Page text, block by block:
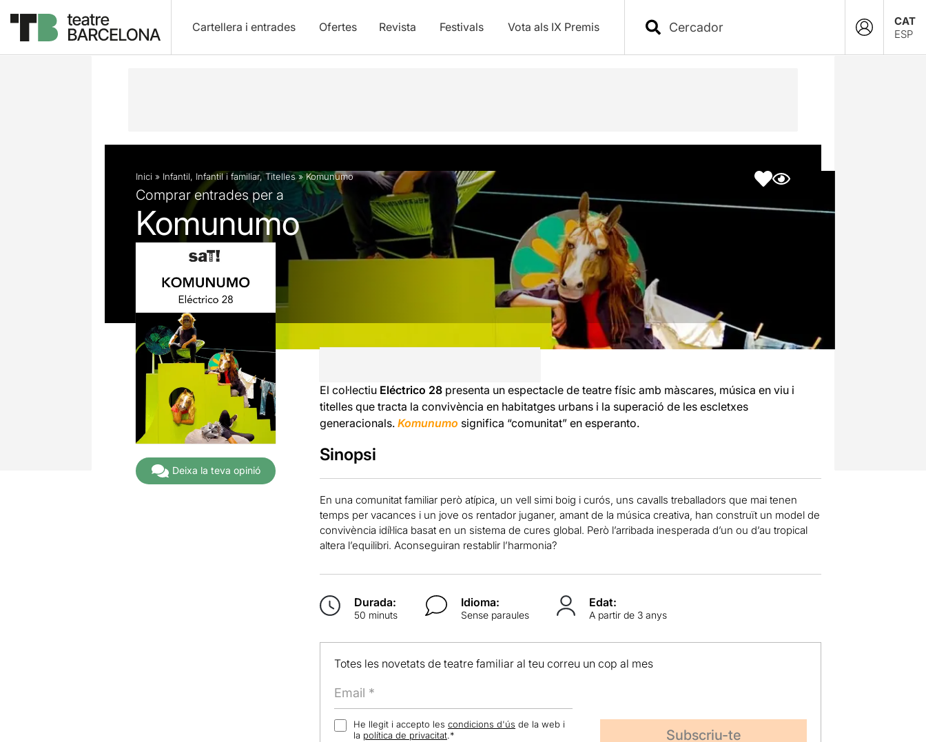
Cartellera i entrades Ofertes Revista Festivals Vota als IX Premis
CAT
ESP
Descripció Fitxa artística Fotos i vídeos
Inici » Infantil, Infantil i familiar,Titelles»Komunumo
Comprar entrades per a
Komunumo
Deixa la teva opinió
El col·lectiu Eléctrico 28presenta un espectacle de teatre físic amb màscares, música en viu i
titelles que tracta la convivència en habitatges urbans i la superació de les escletxes
generacionals. Komunumo significa “comunitat” en esperanto.
Sinopsi
En una comunitat familiar però atípica, un vell simi boig i curós, uns cavalls treballadors que mai tenen
temps per vacances i un jove os rentador juganer, amant de la música creativa, han construït un model de
convivència idíl·lica basat en un sistema de cures global. Però l’arribada inesperada d’un ou d’au tropical
altera l’equilibri. Aconseguiran restablir l’harmonia?
Durada:
50 minuts
Idioma:
Sense paraules
Edat:
A partir de 3 anys
Totes les novetats de teatre familiar al teu correu un cop al mes
He llegit i accepto les condicions d'ús de la web i
la política de privacitat.*